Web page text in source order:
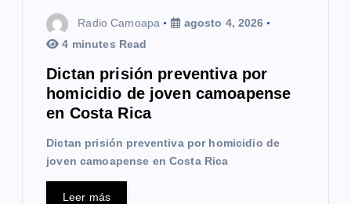
Radio Camoapa
agosto 4, 2026
4 minutes Read
Dictan prisión preventiva por
homicidio de joven camoapense
en Costa Rica
Dictan prisión preventiva por homicidio de
joven camoapense en Costa Rica
Leer más